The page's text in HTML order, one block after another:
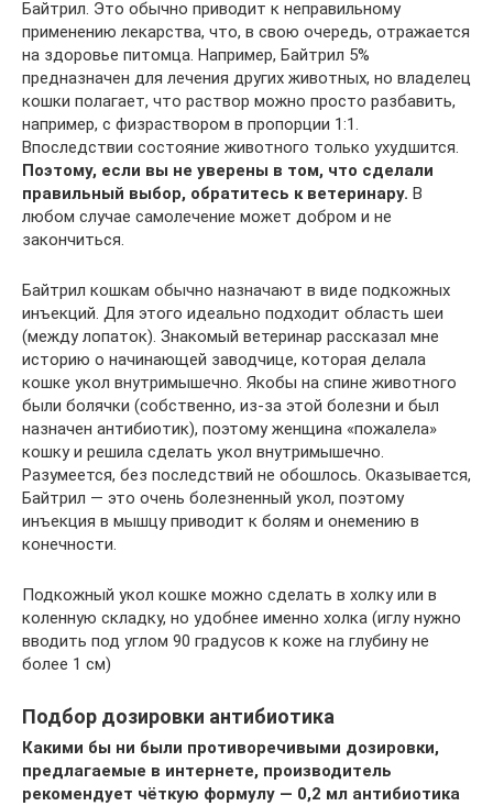
Байтрил. Это обычно приводит к неправильному
применению лекарства, что, в свою очередь, отражается
на здоровье питомца. Например, Байтрил 5%
предназначен для лечения других животных, но владелец
кошки полагает, что раствор можно просто разбавить,
например, с физраствором в пропорции 1:1.
Впоследствии состояние животного только ухудшится.
Поэтому, если вы не уверены в том, что сделали
правильный выбор, обратитесь к ветеринару. В
любом случае самолечение может добром и не
закончиться.
Байтрил кошкам обычно назначают в виде подкожных
инъекций. Для этого идеально подходит область шеи
(между лопаток). Знакомый ветеринар рассказал мне
историю о начинающей заводчице, которая делала
кошке укол внутримышечно. Якобы на спине животного
были болячки (собственно, из-за этой болезни и был
назначен антибиотик), поэтому женщина «пожалела»
кошку и решила сделать укол внутримышечно.
Разумеется, без последствий не обошлось. Оказывается,
Байтрил — это очень болезненный укол, поэтому
инъекция в мышцу приводит к болям и онемению в
конечности.
Подкожный укол кошке можно сделать в холку или в
коленную складку, но удобнее именно холка (иглу нужно
вводить под углом 90 градусов к коже на глубину не
более 1 см)
Подбор дозировки антибиотика
Какими бы ни были противоречивыми дозировки,
предлагаемые в интернете, производитель
рекомендует чёткую формулу — 0,2 мл антибиотика